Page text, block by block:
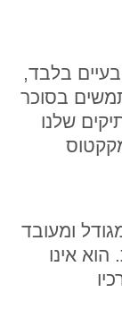
בלבד,
בסוכר
שלנו
ומעובד
אינו